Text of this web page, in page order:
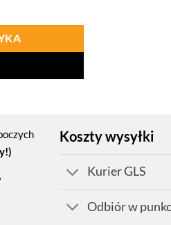
Koszty wysyłki
Kurier GLS
Odbiór w